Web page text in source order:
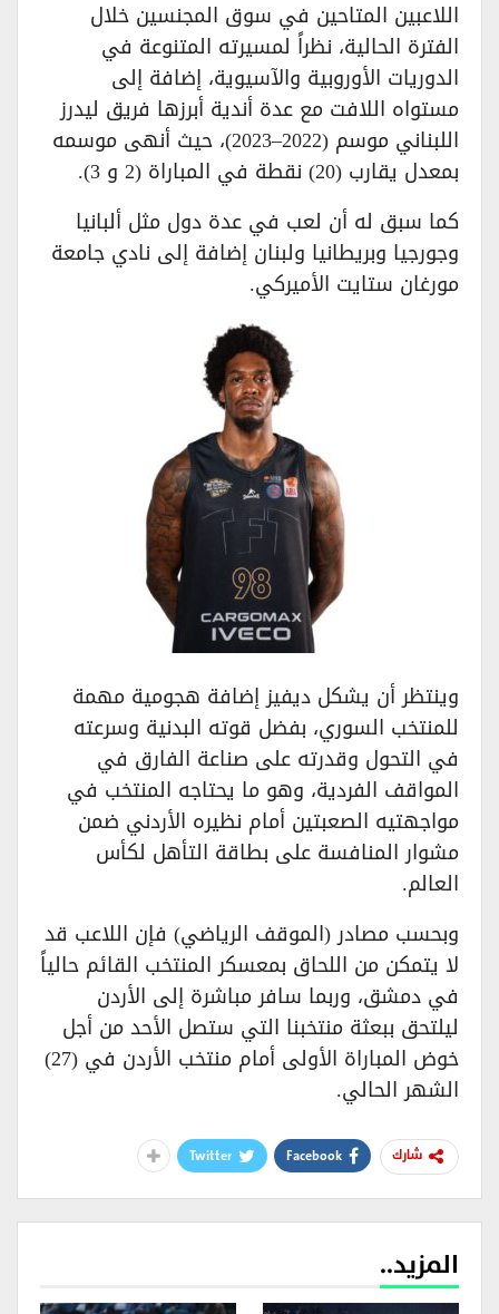
اللاعبين المتاحين في سوق المجنسين خلال
الفترة الحالية، نظراً لمسيرته المتنوعة في
الدوريات الأوروبية والآسيوية، إضافة إلى
مستواه اللافت مع عدة أندية أبرزها فريق ليدرز
اللبناني موسم (2022–2023)، حيث أنهى موسمه
بمعدل يقارب (20) نقطة في المباراة (2 و 3).
كما سبق له أن لعب في عدة دول مثل ألبانيا
وجورجيا وبريطانيا ولبنان إضافة إلى نادي جامعة
مورغان ستايت الأميركي.
وينتظر أن يشكل ديفيز إضافة هجومية مهمة
للمنتخب السوري، بفضل قوته البدنية وسرعته
في التحول وقدرته على صناعة الفارق في
المواقف الفردية، وهو ما يحتاجه المنتخب في
مواجهتيه الصعبتين أمام نظيره الأردني ضمن
مشوار المنافسة على بطاقة التأهل لكأس
العالم.
وبحسب مصادر (الموقف الرياضي) فإن اللاعب قد
لا يتمكن من اللحاق بمعسكر المنتخب القائم حالياً
في دمشق، وربما سافر مباشرة إلى الأردن
ليلتحق ببعثة منتخبنا التي ستصل الأحد من أجل
خوض المباراة الأولى أمام منتخب الأردن في (27)
الشهر الحالي.
شارك Facebook
Twitter
المزيد..